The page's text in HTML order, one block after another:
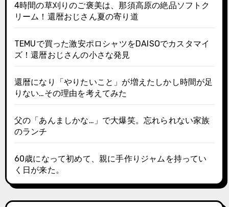
4時間の草刈りのご褒美は、那須高原の絶品ソフトク
リーム！還暦おじさん夏の寄り道
TEMUで買った激安ポロシャツをDAISOでカスタマイ
ズ！還暦おじさんの小さな発見
還暦になり「やりたいこと」が増えたしかし時間が足
りない…その理由を考えてみた
父の「あんましかな…」で大爆笑。忘れられない家族
のランチ
60歳になって初めて、親に手作りジャムを持ってい
く日が来た。